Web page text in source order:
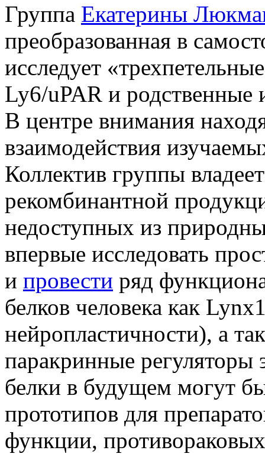
Группа Екатерины
преобразованная в
исследует
Ly6/uPAR и родственные
В центре внимания
взаимодействия
Коллектив группы
рекомбинантной
недоступных из
впервые исследовать
и провести ряд
белков человека как
нейропластичности), а
паракринные регуляторы
белки в будущем могут
прототипов для
функции,